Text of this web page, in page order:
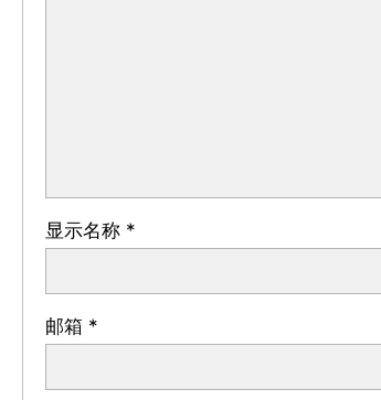
显示名称 *
邮箱 *